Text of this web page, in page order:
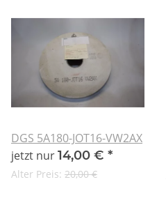
DGS 5A180-JOT16-VW2AX
jetzt nur14,00 € *
Alter Preis: 20,00 €